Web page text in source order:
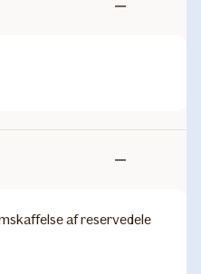
af reservedele